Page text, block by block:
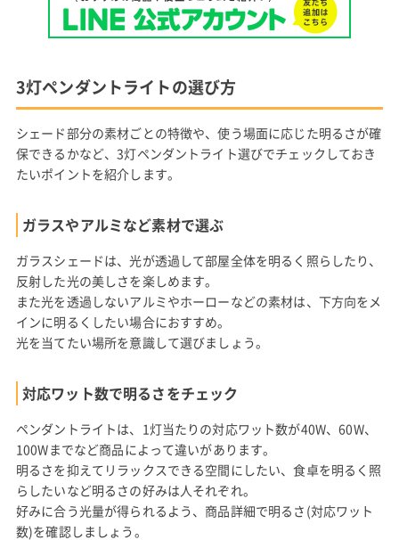
3灯ペンダントライトの選び方
シェード部分の素材ごとの特徴や、使う場面に応じた明るさが確
保できるかなど、3灯ペンダントライト選びでチェックしておき
たいポイントを紹介します。
ガラスやアルミなど素材で選ぶ
ガラスシェードは、光が透過して部屋全体を明るく照らしたり、
反射した光の美しさを楽しめます。
また光を透過しないアルミやホーローなどの素材は、下方向をメ
インに明るくしたい場合におすすめ。
光を当てたい場所を意識して選びましょう。
対応ワット数で明るさをチェック
ペンダントライトは、1灯当たりの対応ワット数が40W、60W、
100Wまでなど商品によって違いがあります。
明るさを抑えてリラックスできる空間にしたい、食卓を明るく照
らしたいなど明るさの好みは人それぞれ。
好みに合う光量が得られるよう、商品詳細で明るさ(対応ワット
数)を確認しましょう。